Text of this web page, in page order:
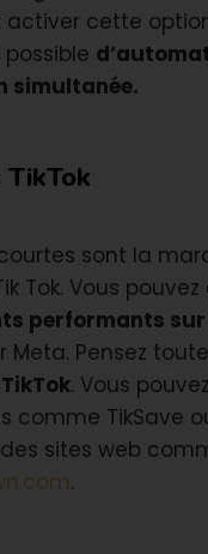
activer cette
simultanée.
sont la
Tok. Vous pouvez
performants sur
Meta. Pensez
. Vous
comme TikSave
sites web
.